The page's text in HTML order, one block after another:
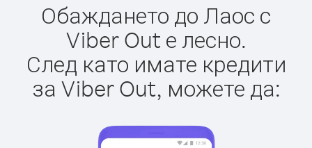
Обаждането до Лаос с
Viber Out е лесно.
След като имате кредити
за Viber Out, можете да: